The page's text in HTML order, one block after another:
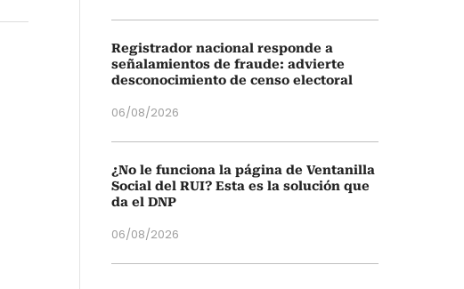
Registrador nacional responde a
señalamientos de fraude: advierte
desconocimiento de censo electoral
06/08/2026
¿No le funciona la página de Ventanilla
Social del RUI? Esta es la solución que
da el DNP
06/08/2026